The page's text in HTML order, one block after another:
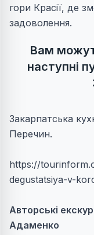
гори Красії, де
задоволення.
Вам
наступні
Закарпатська
Перечин.
https://
degustatsiya-v-
Авторські
Адаменко